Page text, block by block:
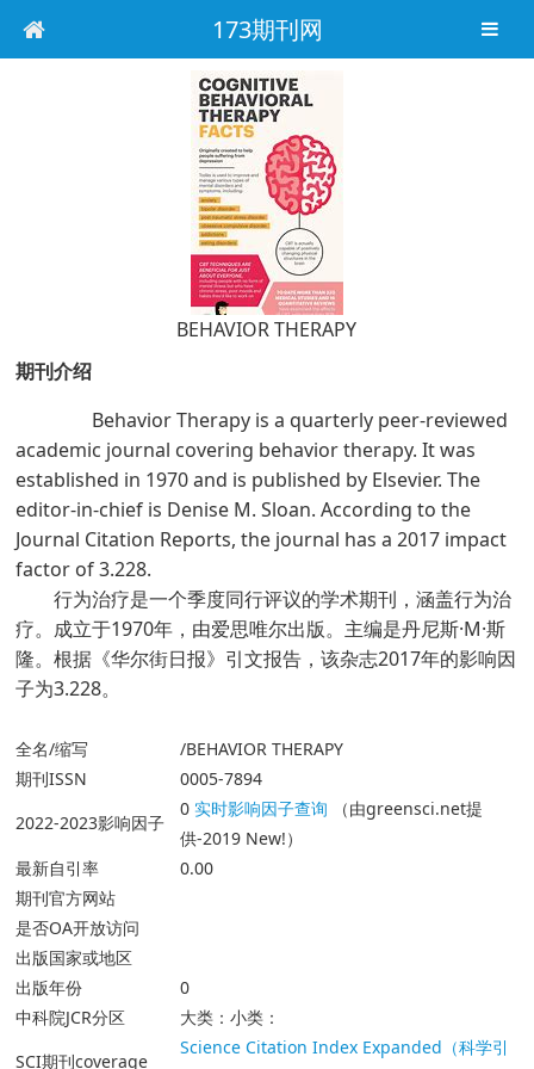
173期刊网
BEHAVIOR THERAPY
期刊介绍
Behavior Therapy is a quarterly peer-reviewed
academic journal covering behavior therapy. It was
established in 1970 and is published by Elsevier. The
editor-in-chief is Denise M. Sloan. According to the
Journal Citation Reports, the journal has a 2017 impact
factor of 3.228.
行为治疗是一个季度同行评议的学术期刊，涵盖行为治
疗。成立于1970年，由爱思唯尔出版。主编是丹尼斯·M·斯
隆。根据《华尔街日报》引文报告，该杂志2017年的影响因
子为3.228。
全名/缩写
/BEHAVIOR THERAPY
期刊ISSN
0005-7894
2022-2023影响因子
0实时影响因子查询 （由greensci.net提
供-2019 New!）
最新自引率
0.00
期刊官方网站
是否OA开放访问
出版国家或地区
出版年份
0
中科院JCR分区
大类：小类：
SCI期刊coverage
Science Citation Index Expanded（科学引